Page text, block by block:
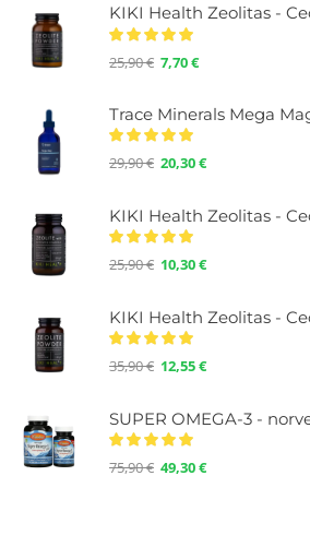
25,90€ 7,70€
29,90€ 20,30€
25,90€ 10,30€
35,90€ 12,55€
75,90€ 49,30€